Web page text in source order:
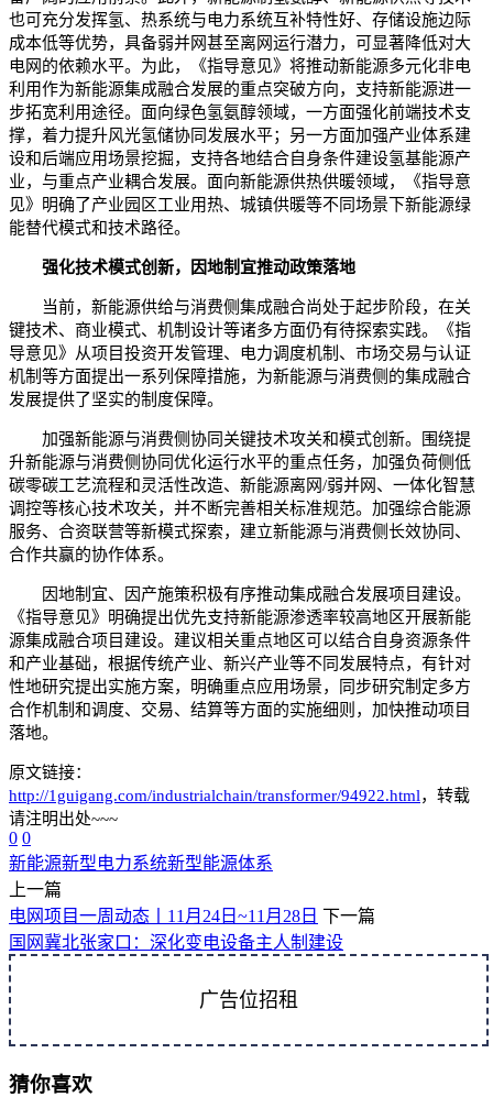
也可充分发挥氢、热系统与电力系统互补特性好、存储设施边际
成本低等优势，具备弱并网甚至离网运行潜力，可显著降低对大
电网的依赖水平。为此，《指导意见》将推动新能源多元化非电
利用作为新能源集成融合发展的重点突破方向，支持新能源进一
步拓宽利用途径。面向绿色氢氨醇领域，一方面强化前端技术支
撑，着力提升风光氢储协同发展水平；另一方面加强产业体系建
设和后端应用场景挖掘，支持各地结合自身条件建设氢基能源产
业，与重点产业耦合发展。面向新能源供热供暖领域，《指导意
见》明确了产业园区工业用热、城镇供暖等不同场景下新能源绿
能替代模式和技术路径。
强化技术模式创新，因地制宜推动政策落地
当前，新能源供给与消费侧集成融合尚处于起步阶段，在关
键技术、商业模式、机制设计等诸多方面仍有待探索实践。《指
导意见》从项目投资开发管理、电力调度机制、市场交易与认证
机制等方面提出一系列保障措施，为新能源与消费侧的集成融合
发展提供了坚实的制度保障。
加强新能源与消费侧协同关键技术攻关和模式创新。围绕提
升新能源与消费侧协同优化运行水平的重点任务，加强负荷侧低
碳零碳工艺流程和灵活性改造、新能源离网/弱并网、一体化智慧
调控等核心技术攻关，并不断完善相关标准规范。加强综合能源
服务、合资联营等新模式探索，建立新能源与消费侧长效协同、
合作共赢的协作体系。
因地制宜、因产施策积极有序推动集成融合发展项目建设。
《指导意见》明确提出优先支持新能源渗透率较高地区开展新能
源集成融合项目建设。建议相关重点地区可以结合自身资源条件
和产业基础，根据传统产业、新兴产业等不同发展特点，有针对
性地研究提出实施方案，明确重点应用场景，同步研究制定多方
合作机制和调度、交易、结算等方面的实施细则，加快推动项目
落地。
原文链接：
http://1guigang.com/industrialchain/transformer/94922.html，转载
请注明出处~~~
0 0
新能源新型电力系统新型能源体系
上一篇
电网项目一周动态丨11月24日~11月28日 下一篇
国网冀北张家口：深化变电设备主人制建设
广告位招租
猜你喜欢